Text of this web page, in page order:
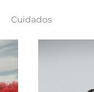
Cuidados